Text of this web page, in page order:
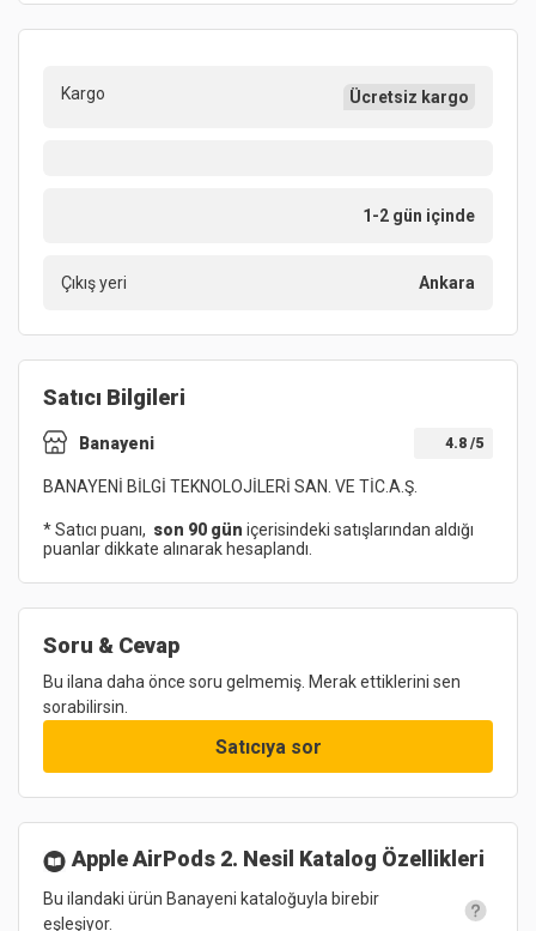
Kargo Ücretsiz kargo
1-2 gün içinde
Çıkış yeri Ankara
Satıcı Bilgileri
Banayeni 4.8 /5
BANAYENİ BİLGİ TEKNOLOJİLERİ SAN. VE TİC.A.Ş.
* Satıcı puanı, son 90 gün içerisindeki satışlarından aldığı
puanlar dikkate alınarak hesaplandı.
Soru & Cevap
Bu ilana daha önce soru gelmemiş. Merak ettiklerini sen
sorabilirsin.
Satıcıya sor
Apple AirPods 2. Nesil Katalog Özellikleri
Bu ilandaki ürün Banayeni kataloğuyla birebir
eşleşiyor.